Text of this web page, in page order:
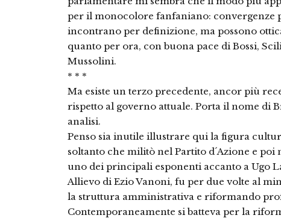
per il monocolore fanfaniano: convergenze
incontrano per definizione, ma possono
quanto per ora, con buona pace di Bossi,
Mussolini.
* * *
Ma esiste un terzo precedente, ancor più
rispetto al governo attuale. Porta il nome di
analisi.
Penso sia inutile illustrare qui la figura
soltanto che militò nel Partito d´Azione e
uno dei principali esponenti accanto a Ugo
Allievo di Ezio Vanoni, fu per due volte al
la struttura amministrativa e riformando
Contemporaneamente si batteva per la